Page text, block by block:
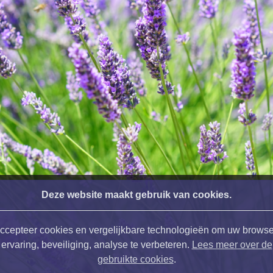
Deze website maakt gebruik van cookies.
cookies en vergelijkbare technologieën om uw
ervaring, beveiliging, analyse te verbeteren. Lees meer over de
gebruikte cookies.